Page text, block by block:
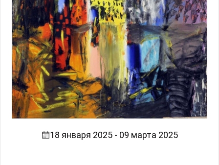
18 января 2025 - 09 марта 2025